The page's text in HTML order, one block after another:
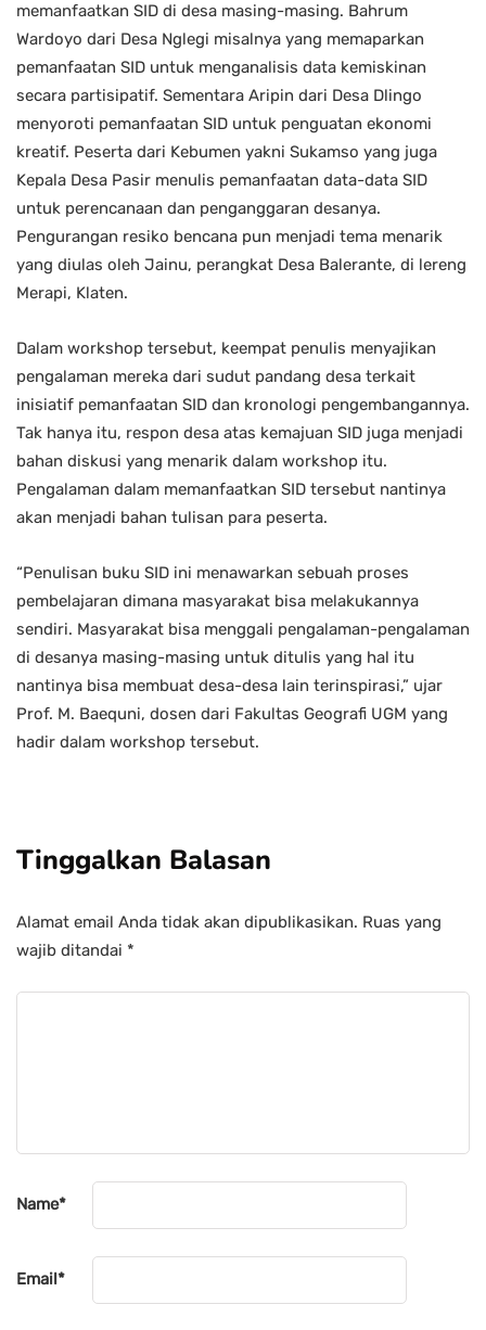
memanfaatkan SID di desa masing-masing. Bahrum
Wardoyo dari Desa Nglegi misalnya yang memaparkan
pemanfaatan SID untuk menganalisis data kemiskinan
secara partisipatif. Sementara Aripin dari Desa Dlingo
menyoroti pemanfaatan SID untuk penguatan ekonomi
kreatif. Peserta dari Kebumen yakni Sukamso yang juga
Kepala Desa Pasir menulis pemanfaatan data-data SID
untuk perencanaan dan penganggaran desanya.
Pengurangan resiko bencana pun menjadi tema menarik
yang diulas oleh Jainu, perangkat Desa Balerante, di lereng
Merapi, Klaten.
Dalam workshop tersebut, keempat penulis menyajikan
pengalaman mereka dari sudut pandang desa terkait
inisiatif pemanfaatan SID dan kronologi pengembangannya.
Tak hanya itu, respon desa atas kemajuan SID juga menjadi
bahan diskusi yang menarik dalam workshop itu.
Pengalaman dalam memanfaatkan SID tersebut nantinya
akan menjadi bahan tulisan para peserta.
“Penulisan buku SID ini menawarkan sebuah proses
pembelajaran dimana masyarakat bisa melakukannya
sendiri. Masyarakat bisa menggali pengalaman-pengalaman
di desanya masing-masing untuk ditulis yang hal itu
nantinya bisa membuat desa-desa lain terinspirasi,” ujar
Prof. M. Baequni, dosen dari Fakultas Geografi UGM yang
hadir dalam workshop tersebut.
Tinggalkan Balasan
Alamat email Anda tidak akan dipublikasikan. Ruas yang
wajib ditandai *
Name*
Email*